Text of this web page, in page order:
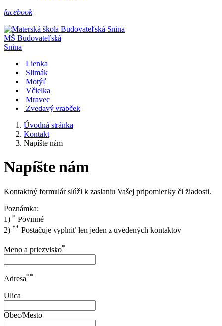
facebook
MŠ Budovateľská
Snina
Lienka
Slimák
Motýľ
Včielka
Mravec
Zvedavý vrabček
Úvodná stránka
Kontakt
Napíšte nám
Napíšte nám
Kontaktný formulár slúži k zaslaniu Vašej pripomienky či žiadosti.
Poznámka:
1) * Povinné
2) ** Postačuje vyplniť len jeden z uvedených kontaktov
Meno a priezvisko*
Adresa**
Ulica
Obec/Mesto